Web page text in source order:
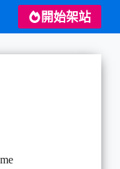
開始架站